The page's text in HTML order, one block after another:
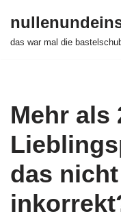
Zum
das war mal die
Mehr als
das